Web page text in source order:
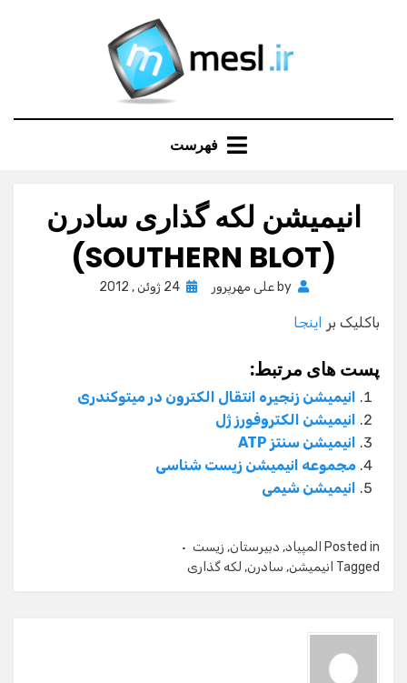
فهرست
انیمیشن لکه گذاری سادرن
(SOUTHERN BLOT)
by علی مهرپرور
Posted
24 ژوئن , 2012
باکلیک بر اینجا
پست های مرتبط:
انیمیشن زنجیره انتقال الکترون در میتوکندری
انیمیشن الکتروفورز ژل
انیمیشن سنتز ATP
مجموعه انیمیشن زیست شناسی
انیمیشن شیمی
Posted in المپیاد, دبیرستان, زیست
Tagged انیمیشن, سادرن, لکه گذاری